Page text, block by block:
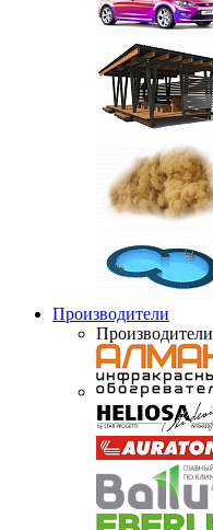
Производители
Производители